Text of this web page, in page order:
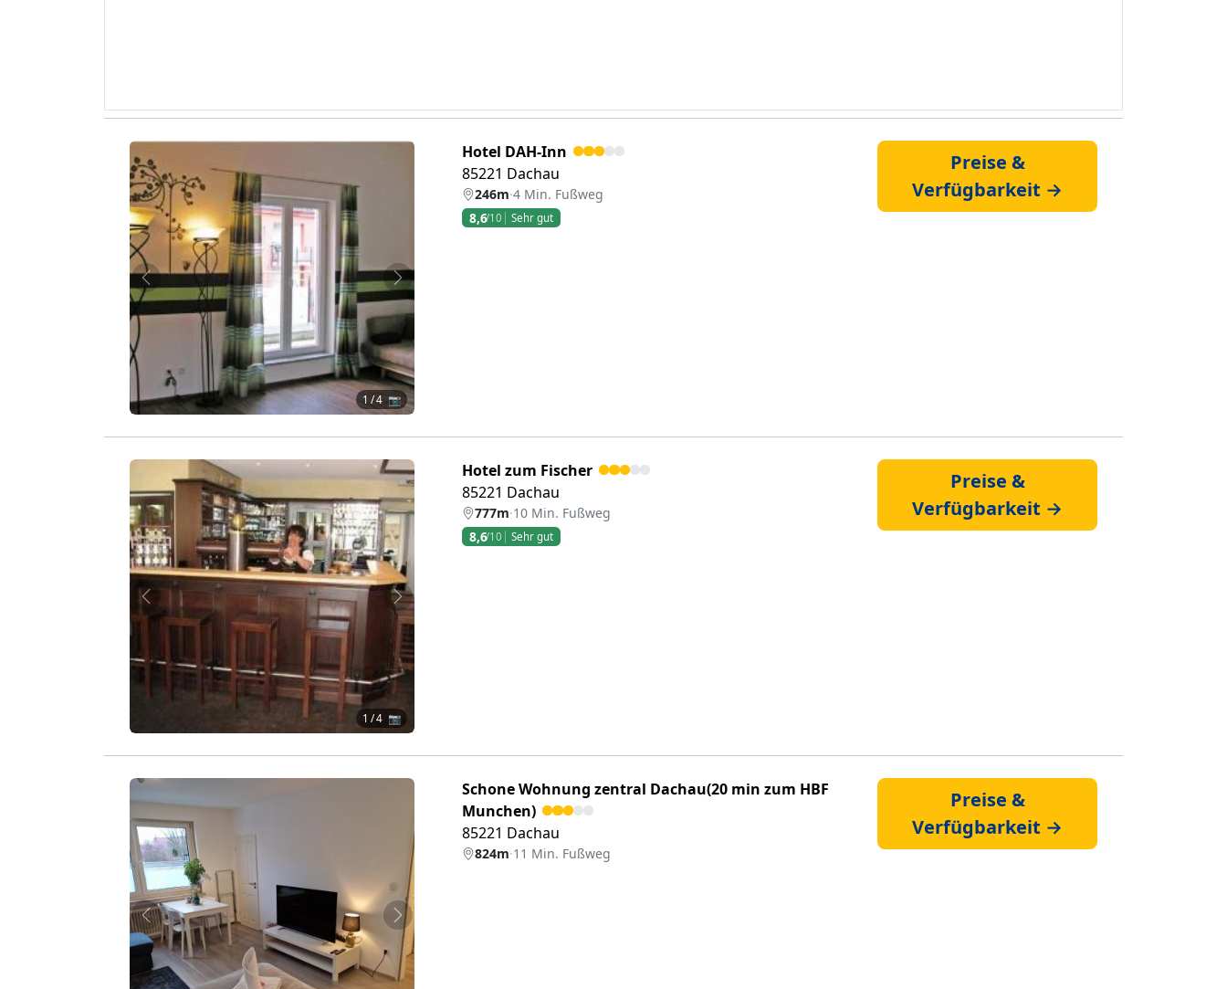
Zurück Weiter
1 / 4 📷
Hotel DAH-Inn
85221 Dachau
246m·4 Min. Fußweg
8,6/10 Sehr gut
Preise &
Verfügbarkeit →
Zurück Weiter
1 / 4 📷
Hotel zum Fischer
85221 Dachau
777m·10 Min. Fußweg
8,6/10 Sehr gut
Preise &
Verfügbarkeit →
Zurück Weiter
Schone Wohnung zentral Dachau(20 min zum HBF
Munchen)
85221 Dachau
824m·11 Min. Fußweg
Preise &
Verfügbarkeit →